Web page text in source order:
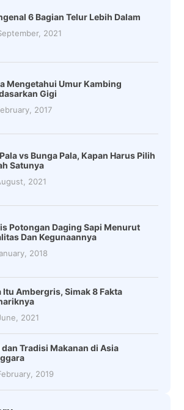
6 Bagian Telur Lebih Dalam
2021
Mengetahui Umur Kambing
Gigi
2017
vs Bunga Pala, Kapan Harus Pilih
Satunya
2021
Potongan Daging Sapi Menurut
Dan Kegunaannya
2018
Itu Ambergris, Simak 8 Fakta
2021
Tradisi Makanan di Asia
2019